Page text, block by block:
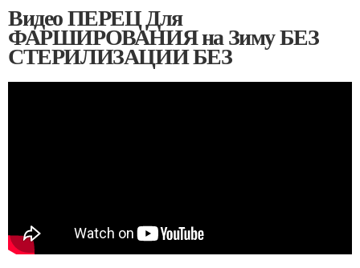
Видео ПЕРЕЦ Для
ФАРШИРОВАНИЯ на Зиму БЕЗ
СТЕРИЛИЗАЦИИ БЕЗ